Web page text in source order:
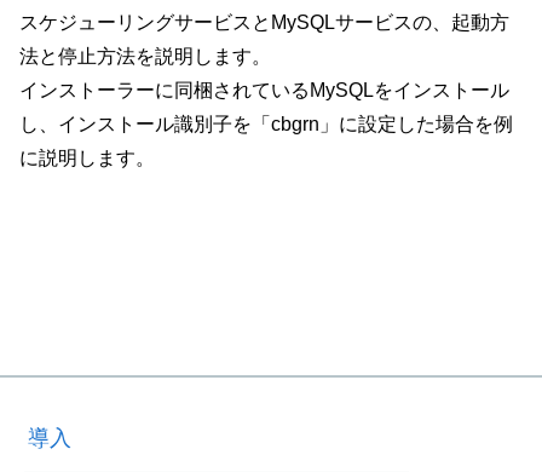
スケジューリングサービスとMySQLサービスの、起動方
法と停止方法を説明します。
インストーラーに同梱されているMySQLをインストール
し、インストール識別子を「cbgrn」に設定した場合を例
に説明します。
導入